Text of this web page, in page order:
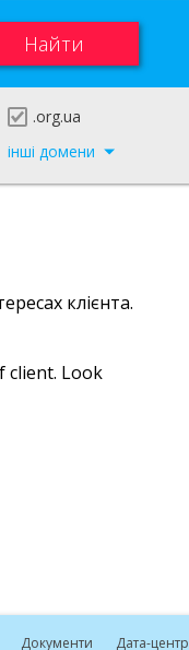
.org.ua
інші домени
клієнта.
client. Look
Документи Дата-центр